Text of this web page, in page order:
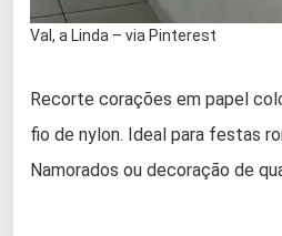
Val, a Linda – via Pinterest
Recorte corações em papel
fio de nylon. Ideal para festas
Namorados ou decoração de